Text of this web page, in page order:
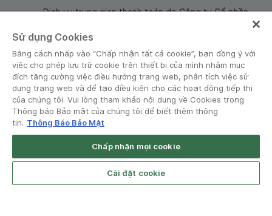
Dịch vụ trung gian thanh toán do Công ty Cổ phần
© Grab 2010 - 2026
Grab Driver for Android Open App
Sử dụng Cookies
Bằng cách nhấp vào “Chấp nhận tất cả cookie”, bạn đồng ý với
việc cho phép lưu trữ cookie trên thiết bị của mình nhằm mục
đích tăng cường việc điều hướng trang web, phân tích việc sử
dụng trang web và để tạo điều kiện cho các hoạt động tiếp thị
của chúng tôi. Vui lòng tham khảo nội dung về Cookies trong
Thông báo Bảo mật của chúng tôi để biết thêm thông
tin. Thông Báo Bảo Mật
Chấp nhận mọi cookie
Cài đặt cookie